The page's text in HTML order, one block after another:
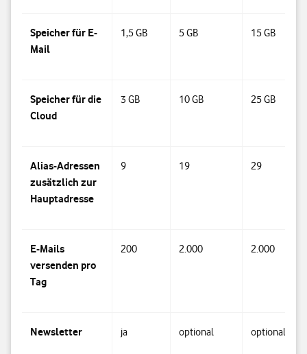
Speicher für E-
Mail
1,5 GB 5 GB 15 GB
Speicher für die
Cloud
3 GB 10 GB 25 GB
Alias-Adressen
zusätzlich zur
Hauptadresse
9 19 29
E-Mails
versenden pro
Tag
200 2.000 2.000
Newsletter ja optional optional